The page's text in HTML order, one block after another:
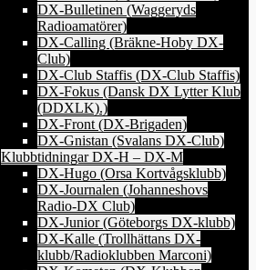
DX-Bulletinen (Waggeryds
Radioamatörer)
DX-Calling (Bräkne-Hoby DX-
Club)
DX-Club Staffis (DX-Club Staffis)
DX-Fokus (Dansk DX Lytter Klub
(DDXLK).)
DX-Front (DX-Brigaden)
DX-Gnistan (Svalans DX-Club)
Klubbtidningar DX-H – DX-M
DX-Hugo (Orsa Kortvågsklubb)
DX-Journalen (Johanneshovs
Radio-DX Club)
DX-Junior (Göteborgs DX-klubb)
DX-Kalle (Trollhättans DX-
klubb/Radioklubben Marconi)